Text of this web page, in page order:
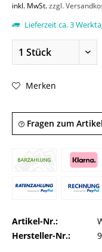
inkl. MwSt.zzgl.
Lieferzeit ca. 3
Merken
Fragen zum
Artikel-Nr.:
Hersteller-Nr.: